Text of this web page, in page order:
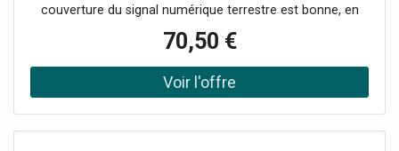
couverture du signal numérique terrestre est bonne, en
garantissant la qualité du signal et la protection contre les
interférences. Le kit est composé de 1 antenne TNT UHF
(code TOP47-5G) 1 bloc d'alimentation 12V (code
LPS302) 1 pièce Amplificateur sur poteau à 2 entrées (BIII
70,50 €